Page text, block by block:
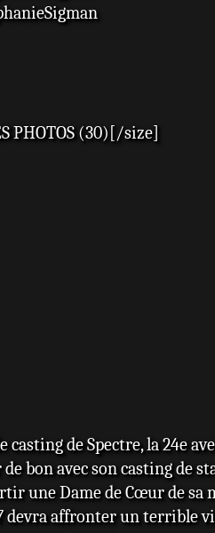
PHOTOS (30)[/size]
casting de Spectre, la 24e
bon avec son casting de
une Dame de Cœur de sa
devra affronter un terrible